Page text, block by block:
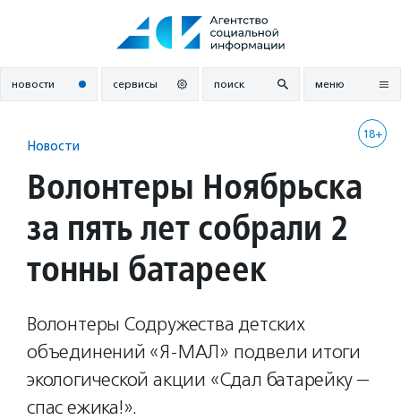
новости сервисы поиск меню
18+
Новости
Волонтеры Ноябрьска
за пять лет собрали 2
тонны батареек
Волонтеры Содружества детских
объединений «Я-МАЛ» подвели итоги
экологической акции «Сдал батарейку —
спас ежика!».